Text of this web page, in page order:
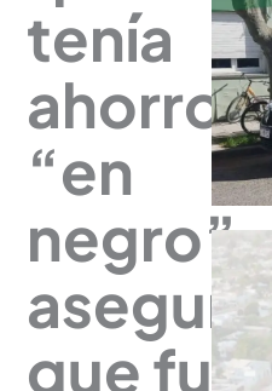
tenía
ahorros
“en
negro”,
aseguró
que fue